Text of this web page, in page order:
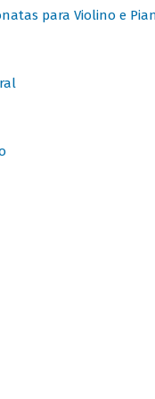
para Violino e